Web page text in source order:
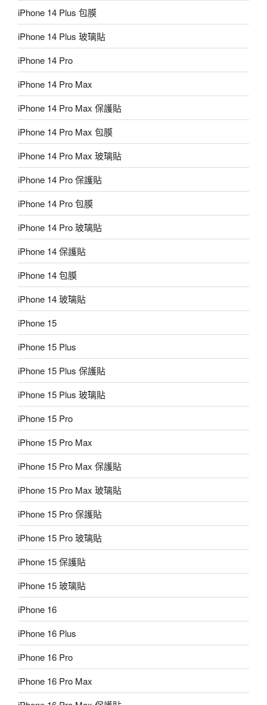
iPhone 14 Plus 包膜
iPhone 14 Plus 玻璃貼
iPhone 14 Pro
iPhone 14 Pro Max
iPhone 14 Pro Max 保護貼
iPhone 14 Pro Max 包膜
iPhone 14 Pro Max 玻璃貼
iPhone 14 Pro 保護貼
iPhone 14 Pro 包膜
iPhone 14 Pro 玻璃貼
iPhone 14 保護貼
iPhone 14 包膜
iPhone 14 玻璃貼
iPhone 15
iPhone 15 Plus
iPhone 15 Plus 保護貼
iPhone 15 Plus 玻璃貼
iPhone 15 Pro
iPhone 15 Pro Max
iPhone 15 Pro Max 保護貼
iPhone 15 Pro Max 玻璃貼
iPhone 15 Pro 保護貼
iPhone 15 Pro 玻璃貼
iPhone 15 保護貼
iPhone 15 玻璃貼
iPhone 16
iPhone 16 Plus
iPhone 16 Pro
iPhone 16 Pro Max